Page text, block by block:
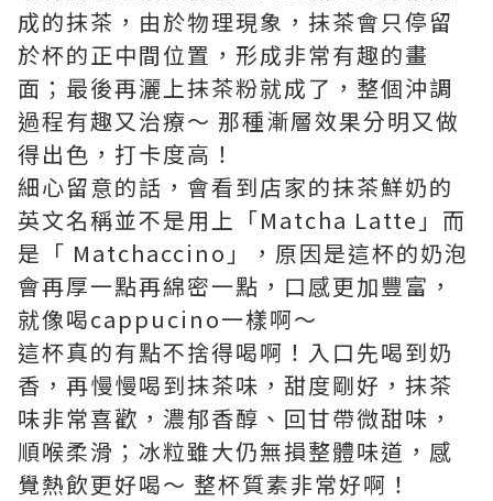
成的抹茶，由於物理現象，抹茶會只停留
於杯的正中間位置，形成非常有趣的畫
面；最後再灑上抹茶粉就成了，整個沖調
過程有趣又治療～ 那種漸層效果分明又做
得出色，打卡度高！
細心留意的話，會看到店家的抹茶鮮奶的
英文名稱並不是用上「Matcha Latte」而
是「 Matchaccino」，原因是這杯的奶泡
會再厚一點再綿密一點，口感更加豐富，
就像喝cappucino一樣啊～
這杯真的有點不捨得喝啊！入口先喝到奶
香，再慢慢喝到抹茶味，甜度剛好，抹茶
味非常喜歡，濃郁香醇、回甘帶微甜味，
順喉柔滑；冰粒雖大仍無損整體味道，感
覺熱飲更好喝～ 整杯質素非常好啊！